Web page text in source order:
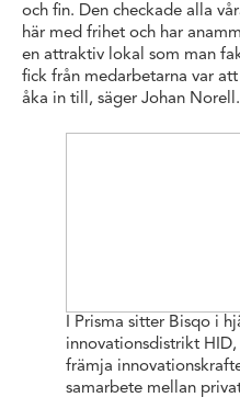
och fin. Den checkade alla
här med frihet och har
en attraktiv lokal som man
fick från medarbetarna var
åka in till, säger Johan Norell.
I Prisma sitter Bisqo i
innovationsdistrikt HID,
främja
samarbete mellan